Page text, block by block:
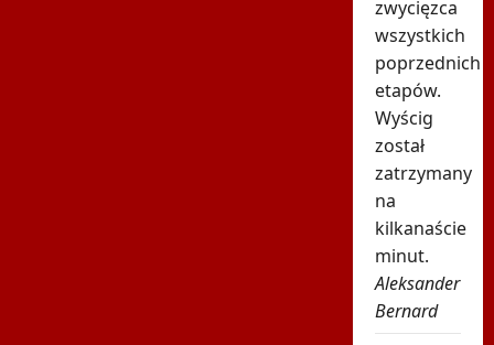
zwycięzca
wszystkich
poprzednich
etapów.
Wyścig
został
zatrzymany
na
kilkanaście
minut.
Aleksander
Bernard